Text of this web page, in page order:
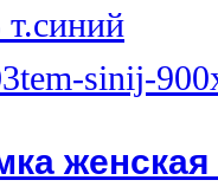
женская